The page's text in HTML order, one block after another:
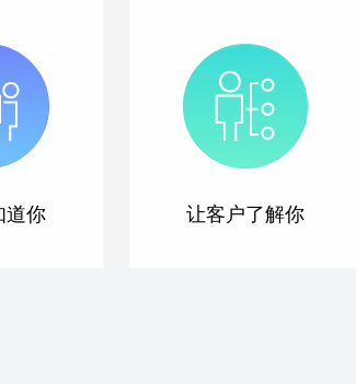
道你 让客户了解你